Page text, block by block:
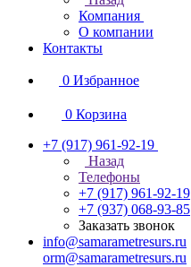
Компания
О компании
Контакты
0 Избранное
0 Корзина
+7 (917) 961-92-19
Назад
Телефоны
+7 (917) 961-92-19
+7 (937) 068-93-85
Заказать звонок
info@samarametresurs.ru
orm@samarametresurs.ru